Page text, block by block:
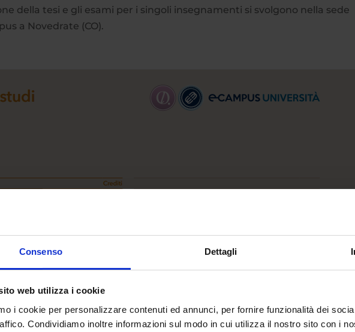
Consenso Dettagli
web utilizza i cookie
i cookie per personalizzare contenuti ed annunci, per fornire funzionalità dei
Condividiamo inoltre informazioni sul modo in cui utilizza il nostro sito con i
della tesi e gli esami per i singoli insegnamenti si svolgono nella sede
a Novedrate (CO).